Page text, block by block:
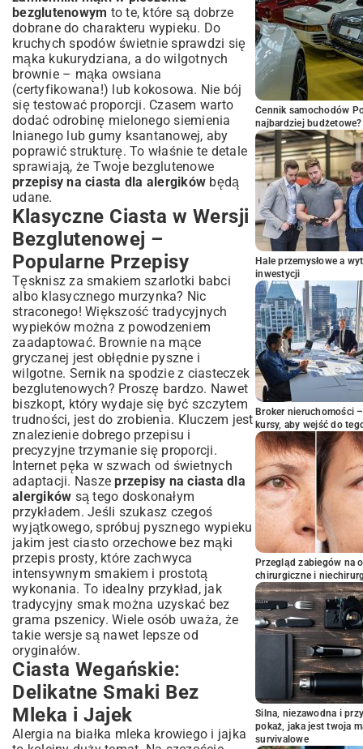
bezglutenowym to te, które są dobrze
dobrane do charakteru wypieku. Do
kruchych spodów świetnie sprawdzi się
mąka kukurydziana, a do wilgotnych
brownie – mąka owsiana
(certyfikowana!) lub kokosowa. Nie bój
się testować proporcji. Czasem warto
dodać odrobinę mielonego siemienia
lnianego lub gumy ksantanowej, aby
poprawić strukturę. To właśnie te detale
sprawiają, że Twoje bezglutenowe
przepisy na ciasta dla alergików będą
udane.
Klasyczne Ciasta w Wersji
Bezglutenowej –
Popularne Przepisy
Tęsknisz za smakiem szarlotki babci
albo klasycznego murzynka? Nic
straconego! Większość tradycyjnych
wypieków można z powodzeniem
zaadaptować. Brownie na mące
gryczanej jest obłędnie pyszne i
wilgotne. Sernik na spodzie z ciasteczek
bezglutenowych? Proszę bardzo. Nawet
biszkopt, który wydaje się być szczytem
trudności, jest do zrobienia. Kluczem jest
znalezienie dobrego przepisu i
precyzyjne trzymanie się proporcji.
Internet pęka w szwach od świetnych
adaptacji. Naszeprzepisy na ciasta dla
alergików są tego doskonałym
przykładem. Jeśli szukasz czegoś
wyjątkowego, spróbuj pysznego wypieku
jakim jest ciasto orzechowe bez mąki
przepis prosty, które zachwyca
intensywnym smakiem i prostotą
wykonania. To idealny przykład, jak
tradycyjny smak można uzyskać bez
grama pszenicy. Wiele osób uważa, że
takie wersje są nawet lepsze od
oryginałów.
Ciasta Wegańskie:
Delikatne Smaki Bez
Mleka i Jajek
Alergia na białka mleka krowiego i jajka
Cennik samochodów
najbardziej budżetowe?
Hale przemysłowe a
inwestycji
Broker nieruchomości
kursy, aby wejść do
Przegląd zabiegów na
chirurgiczne i
Silna, niezawodna i
pokaż, jaka jest twoja
survivalowe